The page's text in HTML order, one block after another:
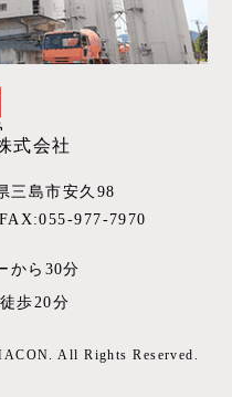
式会社
三島市安久98
977-7970
から30分
歩20分
All Rights Reserved.